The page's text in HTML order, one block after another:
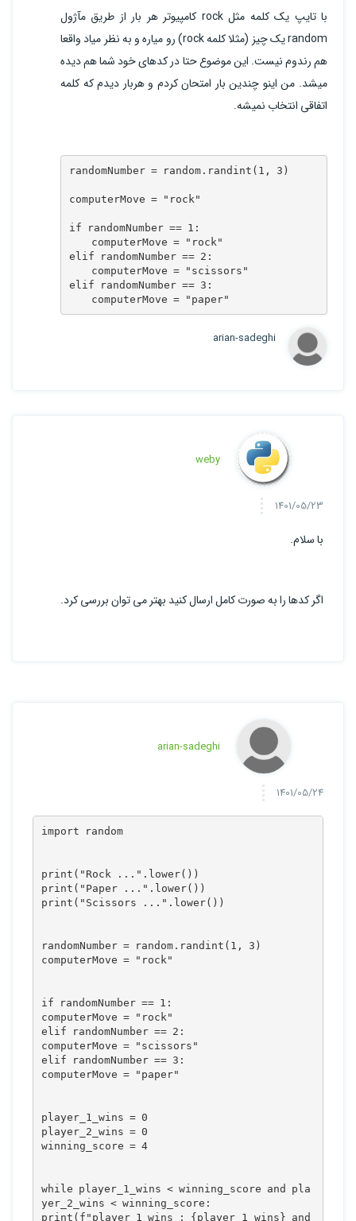
با تایپ یک کلمه مثل rock کامپیوتر هر بار از طریق مآژول
random یک چیز (مثلا کلمه rock) رو میاره و به نظر میاد واقعا
هم رندوم نیست. این موضوع حتا در کدهای خود شما هم دیده
میشد. من اینو چندین بار امتحان کردم و هربار دیدم که کلمه
اتفاقی انتخاب نمیشه.
randomNumber = random.randint(1, 3)
computerMove = "rock"
if randomNumber == 1:
elif randomNumber == 2:
elif randomNumber == 3:
    computerMove = "paper"
arian-sadeghi
weby
1401/05/23
با سلام.
اگر کدها را به صورت کامل ارسال کنید بهتر می توان بررسی کرد.
arian-sadeghi
1401/05/24
import random
print("Rock ...".lower())
print("Paper ...".lower())
print("Scissors ...".lower())
randomNumber = random.randint(1, 3)
computerMove = "rock"
if randomNumber == 1:
computerMove = "rock"
elif randomNumber == 2:
computerMove = "scissors"
elif randomNumber == 3:
computerMove = "paper"
player_1_wins = 0
player_2_wins = 0
winning_score = 4
while player_1_wins < winning_score and pla
yer_2_wins < winning_score:
print(f"player 1 wins : {player_1_wins} and